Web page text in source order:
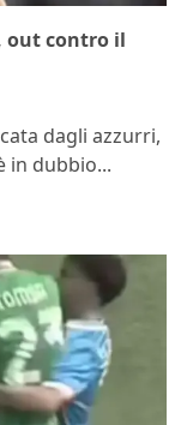
out contro il
dagli azzurri,
in dubbio...